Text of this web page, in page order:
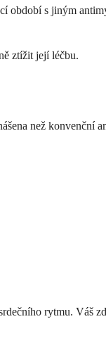
období s jiným
ztížit její léčbu.
než konvenční
rytmu. Váš